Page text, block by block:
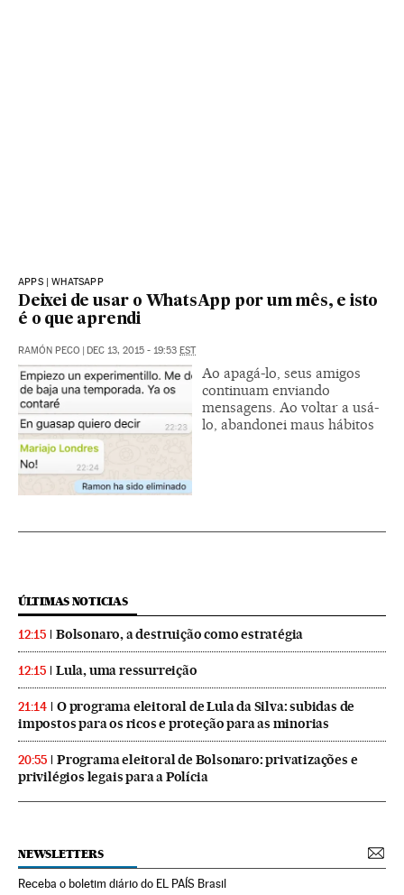
APPS | WHATSAPP
Deixei de usar o WhatsApp por um mês, e isto
é o que aprendi
RAMÓN PECO DEC 13, 2015 - 19:53 EST
Ao apagá-lo, seus amigos
continuam enviando
mensagens. Ao voltar a usá-
lo, abandonei maus hábitos
ÚLTIMAS NOTICIAS
12:15 Bolsonaro, a destruição como estratégia
12:15 Lula, uma ressurreição
21:14
O programa eleitoral de Lula da Silva: subidas de
impostos para os ricos e proteção para as minorias
20:55
Programa eleitoral de Bolsonaro: privatizações e
privilégios legais para a Polícia
NEWSLETTERS
Receba o boletim diário do EL PAÍS Brasil